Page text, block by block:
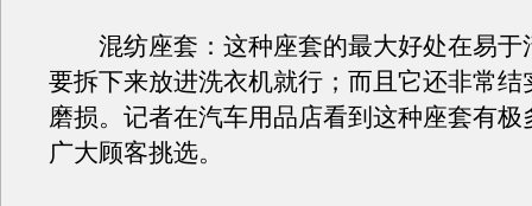
混纺座套：这种座套的最大好处在易于
要拆下来放进洗衣机就行；而且它还非常结
磨损。记者在汽车用品店看到这种座套有极
广大顾客挑选。